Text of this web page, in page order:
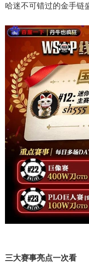
哈迷不可错过的金手链
三大赛事亮点一次看